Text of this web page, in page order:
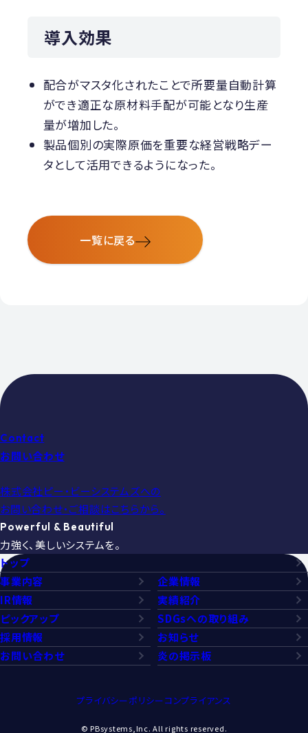
導入効果
配合がマスタ化されたことで所要量自動計算
ができ適正な原材料手配が可能となり生産
量が増加した。
製品個別の実際原価を重要な経営戦略デー
タとして活用できるようになった。
一覧に戻る
Contact
お問い合わせ
株式会社ピー・ビーシステムズへの
お問い合わせ・ご相談はこちらから。
Powerful & Beautiful
力強く、美しいシステムを。
トップ
事業内容
企業情報
IR情報
実績紹介
ピックアップ
SDGsへの取り組み
採用情報
お知らせ
お問い合わせ
炎の掲示板
プライバシーポリシーコンプライアンス
© PBsystems,Inc. All rights reserved.